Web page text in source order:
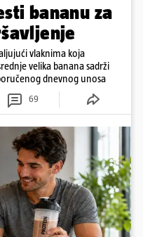
bananu za
vlaknima koja
velika banana sadrži
dnevnog unosa
69